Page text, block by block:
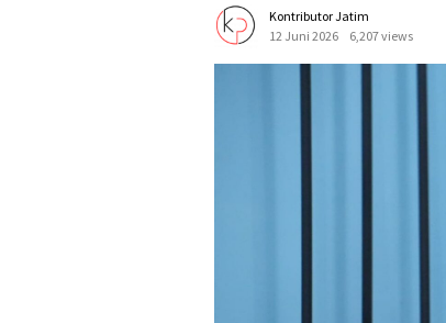
Kontributor Jatim
12 Juni 2026
6,207 views